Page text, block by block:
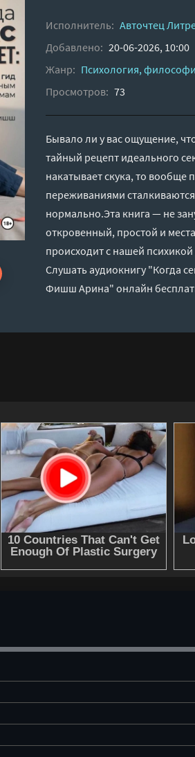
Исполнитель: Авточтец
Добавлено: 20-06-2026, 10:00
Жанр: Психология,
Просмотров: 73
Бывало ли у вас ощущение,
тайный рецепт идеального
накатывает скука, то
переживаниями
нормально.Эта книга — не
откровенный, простой и
происходит с нашей
Слушать аудиокнигу "Когда
Фишш Арина" онлайн